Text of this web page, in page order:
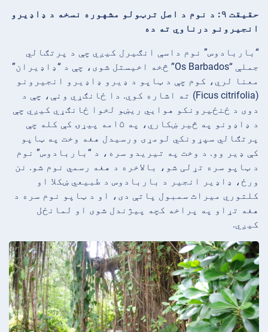
حقیقت ۹: د نوم د اصل ترټولو مشهوره نسخه د ډاډیرو
انجیرونو درناوي ته ده
“باربادوس” نوم داسې انګیرل کیږي چې د پرتګالي
جملې “Os Barbados” څخه اخیستل شوی، چې د “ډاډیران”
معنا لري، کوم چې د ټاپو د ډیرو ډاډیرو انجیرونو
(Ficus citrifolia) ته اشاره کوي. دا ځانګړي ونې، چې د
دوی د ځنځیرونکو هوایي ریښو لخوا ځانګړي کیږي چې
د ډاډونو په څیر ښکاري، په ۱۵مه پیړۍ کې کله چې
پرتګالي سپړونکي لومړی ورسیدل هغه وخت په ټاپو
کې ډیر وو. د وخت په تیریدو سره، د “باربادوس” نوم
د ټاپو سره تړلی شو، بالاخره د هغه رسمي نوم شو. نن
ورځ، ډاډیر انجیر د باربادوس د طبیعي ښکلا او
کلتوري میراث سمبول پاتې دی، او د ټاپو نوم سره د
هغه تړاو په پراخه کچه پیژندل شوی او لمانځل
کیږي.